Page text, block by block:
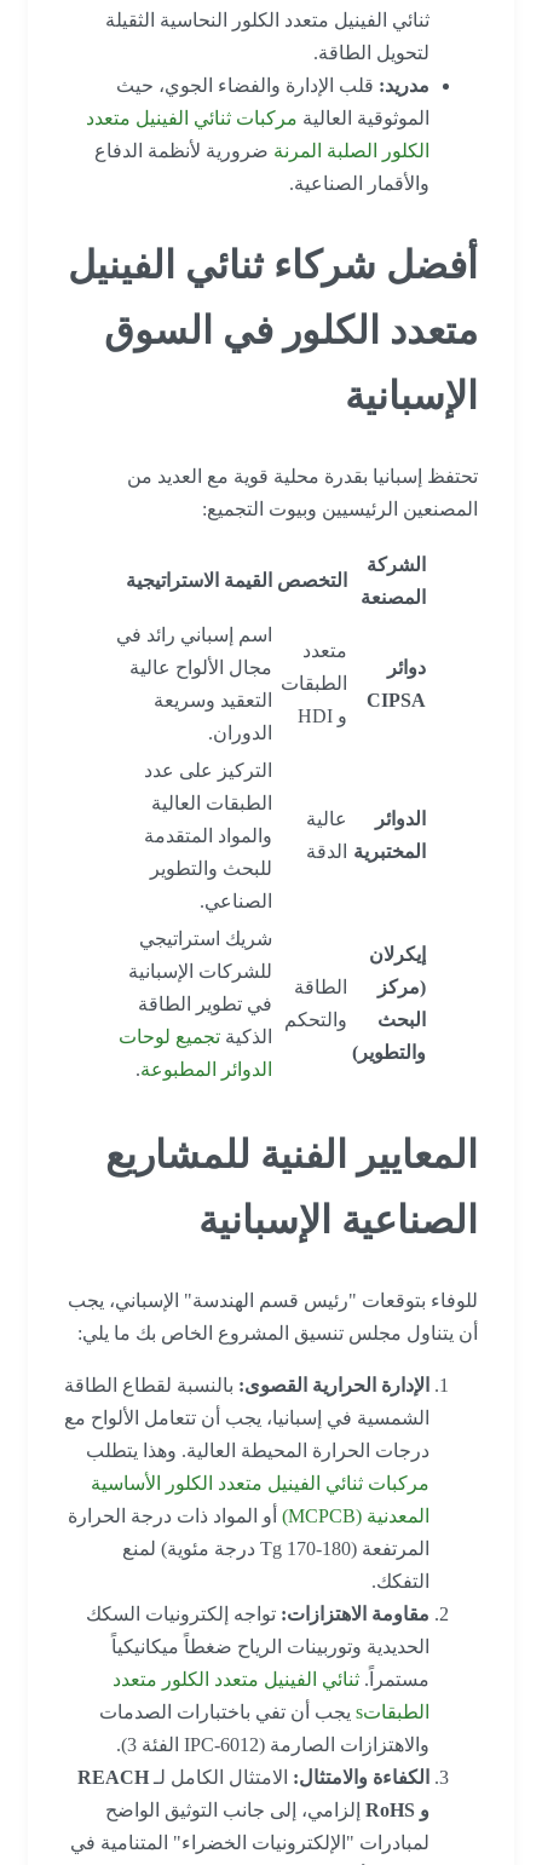
ثنائي الفينيل متعدد الكلور النحاسية الثقيلة
لتحويل الطاقة.
مدريد:قلب الإدارة والفضاء الجوي، حيث
الموثوقية العاليةمركبات ثنائي الفينيل متعدد
الكلور الصلبة المرنةضرورية لأنظمة الدفاع
والأقمار الصناعية.
أفضل شركاء ثنائي الفينيل
متعدد الكلور في السوق
الإسبانية
تحتفظ إسبانيا بقدرة محلية قوية مع العديد من
المصنعين الرئيسيين وبيوت التجميع:
الشركة
المصنعة
التخصص القيمة الاستراتيجية
دوائر
CIPSA
متعدد
الطبقات
اسم إسباني رائد في
مجال الألواح عالية
التعقيد وسريعة
الدوران.
الدوائر
المختبرية
عالية
الدقة
التركيز على عدد
الطبقات العالية
والمواد المتقدمة
للبحث والتطوير
الصناعي.
إيكرلان
(مركز
البحث
والتطوير)
الطاقة
والتحكم
شريك استراتيجي
للشركات الإسبانية
في تطوير الطاقة
الذكيةتجميع لوحات
الدوائر المطبوعة.
المعايير الفنية للمشاريع
الصناعية الإسبانية
للوفاء بتوقعات "رئيس قسم الهندسة" الإسباني، يجب
أن يتناول مجلس تنسيق المشروع الخاص بك ما يلي:
الإدارة الحرارية القصوى:بالنسبة لقطاع الطاقة
الشمسية في إسبانيا، يجب أن تتعامل الألواح مع
درجات الحرارة المحيطة العالية. وهذا يتطلب
مركبات ثنائي الفينيل متعدد الكلور الأساسية
المعدنية (MCPCB)
أو المواد ذات درجة الحرارة
المرتفعة (Tg 170-180 درجة مئوية) لمنع
التفكك.
مقاومة الاهتزازات: تواجه إلكترونيات السكك
الحديدية وتوربينات الرياح ضغطاً ميكانيكياً
مستمراً.ثنائي الفينيل متعدد الكلور متعدد
الطبقاتsيجب أن تفي باختبارات الصدمات
والاهتزازات الصارمة (IPC-6012 الفئة 3).
الكفاءة والامتثال:الامتثال الكامل لـREACH
إلزامي، إلى جانب التوثيق الواضح
لمبادرات "الإلكترونيات الخضراء" المتنامية في